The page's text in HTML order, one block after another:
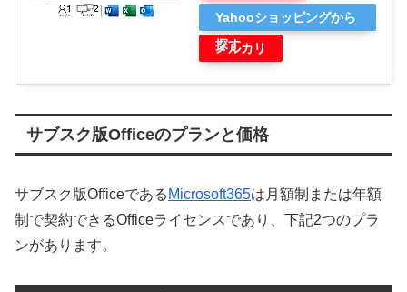
Yahooショッピングから
探す
メルカリ
サブスク版Officeのプランと価格
サブスク版Officeである Microsoft365は月額制または年額
制で契約できるOfficeライセンスであり、下記2つのプラ
ンがあります。